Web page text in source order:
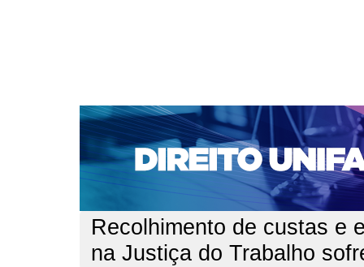
CAPA SOBRE ACESSO CADASTRO
NOTÍCIAS
EDIÇÕES DE Nº 1 A 100 WEBMAIL
Capa>n. 127 (2011) > Pamplona Filho
Recolhimento de custas e
na Justiça do Trabalho